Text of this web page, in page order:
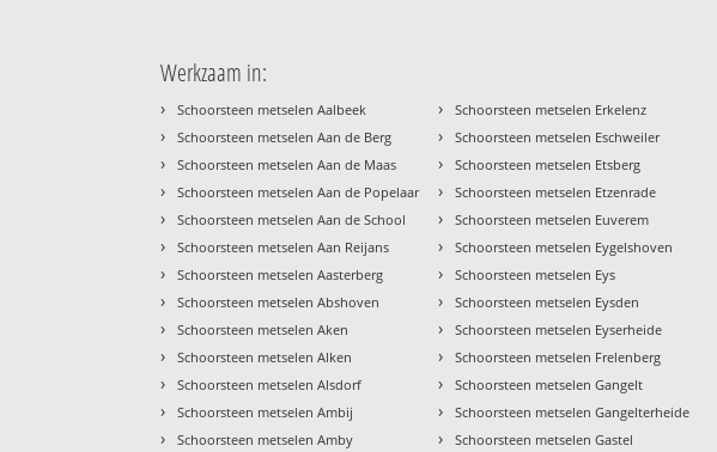
Werkzaam in:
› Schoorsteen metselen Aalbeek
› Schoorsteen metselen Aan de Berg
› Schoorsteen metselen Aan de Maas
› Schoorsteen metselen Aan de Popelaar
› Schoorsteen metselen Aan de School
› Schoorsteen metselen Aan Reijans
› Schoorsteen metselen Aasterberg
› Schoorsteen metselen Abshoven
› Schoorsteen metselen Aken
› Schoorsteen metselen Alken
› Schoorsteen metselen Alsdorf
› Schoorsteen metselen Ambij
› Schoorsteen metselen Amby
› Schoorsteen metselen Erkelenz
› Schoorsteen metselen Eschweiler
› Schoorsteen metselen Etsberg
› Schoorsteen metselen Etzenrade
› Schoorsteen metselen Euverem
› Schoorsteen metselen Eygelshoven
› Schoorsteen metselen Eys
› Schoorsteen metselen Eysden
› Schoorsteen metselen Eyserheide
› Schoorsteen metselen Frelenberg
› Schoorsteen metselen Gangelt
› Schoorsteen metselen Gangelterheide
› Schoorsteen metselen Gastel